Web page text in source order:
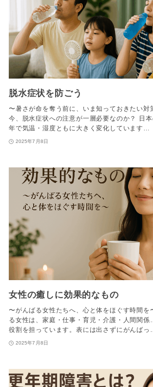
脱水症状を防ごう
〜暑さが命を奪う前に、いま知っておきたい
今、脱水症状への注意が一層必要なのか？ 日
年で気温・湿度ともに大きく変化しています…
2025年7月8日
女性の癒しに効果的なもの
〜がんばる女性たちへ、心と体をほぐす時間を
る女性は、家庭・仕事・育児・介護・人間関
役割を担っています。表には出さずにがんば
2025年7月8日